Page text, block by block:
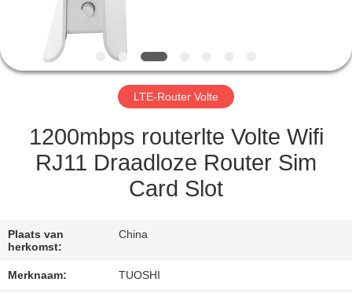
NIEUWS
GEVALLEN
VERZOEK
CITAAT
VR
LTE-Router Volte
1200mbps routerlte Volte Wifi
RJ11 Draadloze Router Sim
Card Slot
Plaats van
herkomst:
China
Merknaam: TUOSHI